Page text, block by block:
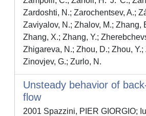
Unsteady behavior of
flow
2001 Spazzini, PIER GIORGIO;